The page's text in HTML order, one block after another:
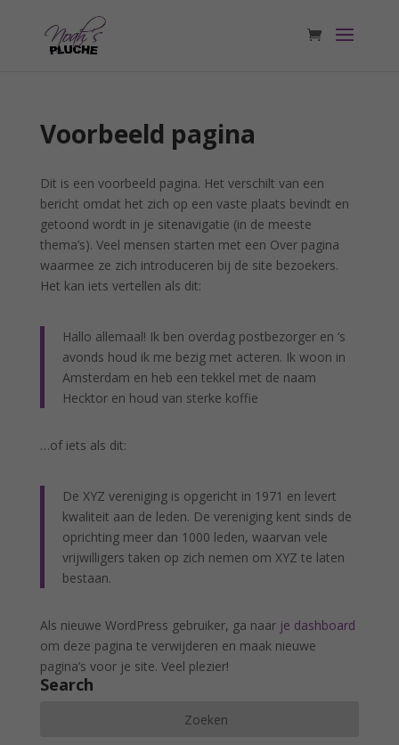
Voorbeeld pagina
Dit is een voorbeeld pagina. Het verschilt van een
bericht omdat het zich op een vaste plaats bevindt en
getoond wordt in je sitenavigatie (in de meeste
thema’s). Veel mensen starten met een Over pagina
waarmee ze zich introduceren bij de site bezoekers.
Het kan iets vertellen als dit:
Hallo allemaal! Ik ben overdag postbezorger en ‘s
avonds houd ik me bezig met acteren. Ik woon in
Amsterdam en heb een tekkel met de naam
Hecktor en houd van sterke koffie
…of iets als dit:
De XYZ vereniging is opgericht in 1971 en levert
kwaliteit aan de leden. De vereniging kent sinds de
oprichting meer dan 1000 leden, waarvan vele
vrijwilligers taken op zich nemen om XYZ te laten
bestaan.
Als nieuwe WordPress gebruiker, ga naar je dashboard
om deze pagina te verwijderen en maak nieuwe
pagina’s voor je site. Veel plezier!
Search